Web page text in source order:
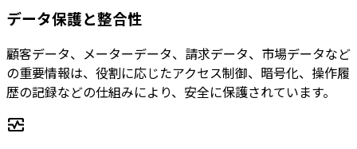
データ保護と整合性
顧客データ、メーターデータ、請求データ、市場データなど
の重要情報は、役割に応じたアクセス制御、暗号化、操作履
歴の記録などの仕組みにより、安全に保護されています。
monitor_heart